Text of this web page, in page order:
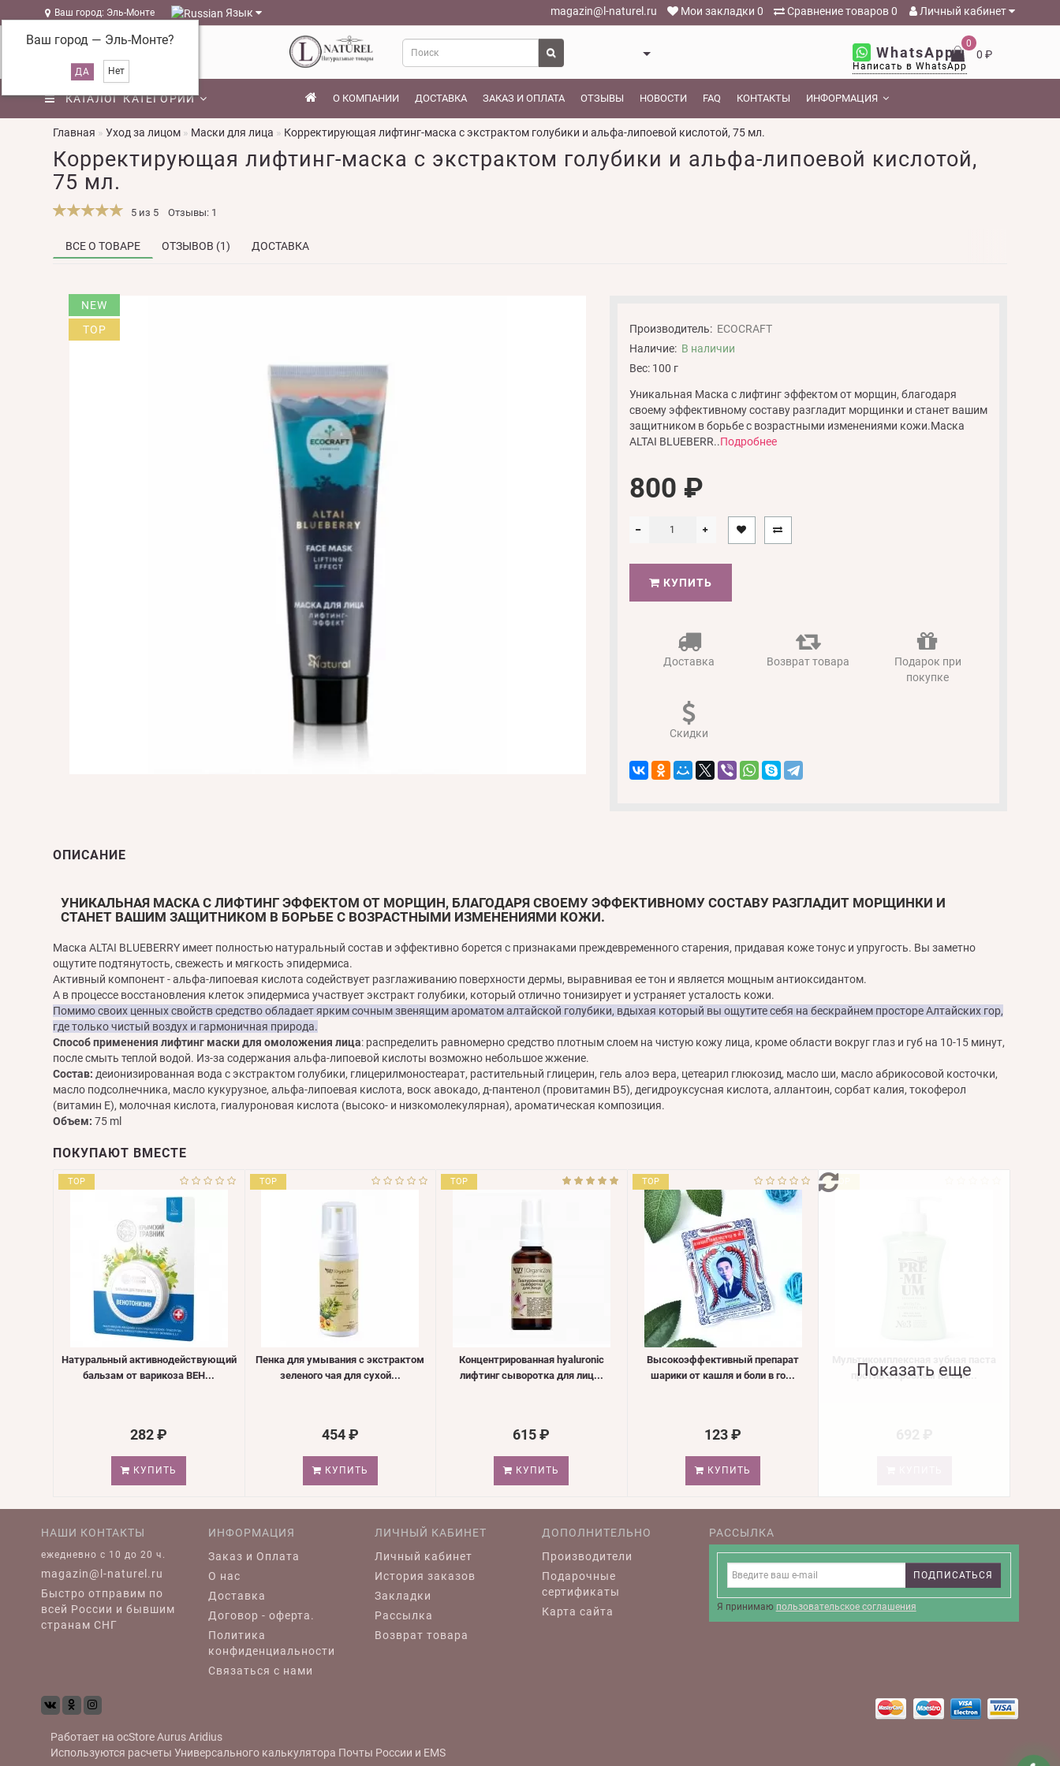
Ваш город: Эль-Монте
Ваш город — Эль-Монте?
Язык magazin@l-naturel.ru Мои закладки 0 Сравнение товаров0 Личный кабинет
WhatsApp
Написать в WhatsApp
0
0 ₽
КАТАЛОГ КАТЕГОРИЙ О КОМПАНИИ ДОСТАВКА ЗАКАЗ И ОПЛАТА ОТЗЫВЫ НОВОСТИ FAQ КОНТАКТЫ ИНФОРМАЦИЯ
Главная Уход за лицом Маски для лица Корректирующая лифтинг-маска с экстрактом голубики и альфа-липоевой кислотой, 75 мл.
Корректирующая лифтинг-маска с экстрактом голубики и альфа-липоевой кислотой,
75 мл.
5 из 5 Отзывы: 1
ВСЕ О ТОВАРЕ ОТЗЫВОВ (1) ДОСТАВКА
NEW
TOP
Производитель: ECOCRAFT
Наличие: В наличии
Вес: 100 г
Уникальная Маска с лифтинг эффектом от морщин, благодаря
своему эффективному составу разгладит морщинки и станет вашим
защитником в борьбе с возрастными изменениями кожи.Маска
ALTAI BLUEBERR..Подробнее
800 ₽
КУПИТЬ
Доставка Возврат товара
Подарок при
покупке
Скидки
ОПИСАНИЕ
УНИКАЛЬНАЯ МАСКА С ЛИФТИНГ ЭФФЕКТОМ ОТ МОРЩИН, БЛАГОДАРЯ СВОЕМУ ЭФФЕКТИВНОМУ СОСТАВУ РАЗГЛАДИТ МОРЩИНКИ И
СТАНЕТ ВАШИМ ЗАЩИТНИКОМ В БОРЬБЕ С ВОЗРАСТНЫМИ ИЗМЕНЕНИЯМИ КОЖИ.
Маска ALTAI BLUEBERRY имеет полностью натуральный состав и эффективно борется с признаками преждевременного старения, придавая коже тонус и упругость. Вы заметно
ощутите подтянутость, свежесть и мягкость эпидермиса.
Активный компонент - альфа-липоевая кислота содействует разглаживанию поверхности дермы, выравнивая ее тон и является мощным антиоксидантом.
А в процессе восстановления клеток эпидермиса участвует экстракт голубики, который отлично тонизирует и устраняет усталость кожи.
Помимо своих ценных свойств средство обладает ярким сочным звенящим ароматом алтайской голубики, вдыхая который вы ощутите себя на бескрайнем просторе Алтайских гор,
где только чистый воздух и гармоничная природа.
Способ применения лифтинг маски для омоложения лица: распределить равномерно средство плотным слоем на чистую кожу лица, кроме области вокруг глаз и губ на 10-15 минут,
после смыть теплой водой. Из-за содержания альфа-липоевой кислоты возможно небольшое жжение.
Состав: деионизированная вода с экстрактом голубики, глицерилмоностеарат, растительный глицерин, гель алоэ вера, цетеарил глюкозид, масло ши, масло абрикосовой косточки,
масло подсолнечника, масло кукурузное, альфа-липоевая кислота, воск авокадо, д-пантенол (провитамин В5), дегидроуксусная кислота, аллантоин, сорбат калия, токоферол
(витамин Е), молочная кислота, гиалуроновая кислота (высоко- и низкомолекулярная), ароматическая композиция.
Объем: 75 ml
ПОКУПАЮТ ВМЕСТЕ
TOP
Натуральный активнодействующий
бальзам от варикоза ВЕН...
282 ₽
КУПИТЬ
TOP
Пенка для умывания с экстрактом
зеленого чая для сухой...
454 ₽
КУПИТЬ
TOP
Концентрированная hyaluronic
лифтинг сыворотка для лиц...
615 ₽
КУПИТЬ
TOP
Высокоэффективный препарат
шарики от кашля и боли в го...
123 ₽
КУПИТЬ
TOP
против 5 проблем на осн...
Показать еще
НАШИ КОНТАКТЫ
ежедневно c 10 до 20 ч.
magazin@l-naturel.ru
Быстро отправим по
всей России и бывшим
странам СНГ
ИНФОРМАЦИЯ
Заказ и Оплата
О нас
Доставка
Договор - оферта.
Политика
конфиденциальности
Связаться с нами
ЛИЧНЫЙ КАБИНЕТ
Личный кабинет
История заказов
Закладки
Рассылка
Возврат товара
ДОПОЛНИТЕЛЬНО
Производители
Подарочные
сертификаты
Карта сайта
РАССЫЛКА
ПОДПИСАТЬСЯ
Я принимаю пользовательское соглашения
Работает на ocStoreAurusAridius
Используются расчеты Универсального калькулятора Почты России и EMS